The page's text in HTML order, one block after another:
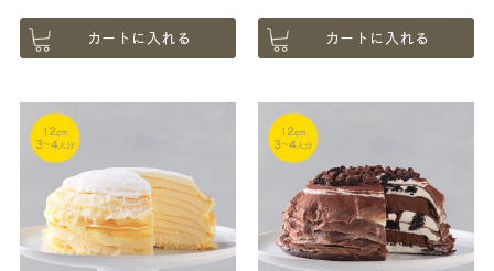
カートに入れる カートに入れる